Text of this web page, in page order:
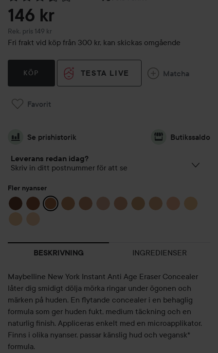
Hoppa till Betyg & kommentarer
146 kr
Rek. pris 149 kr
Rekommenderat pris 149 kr
Fri frakt vid köp från 300 kr, kan skickas omgående
KÖP TESTA LIVE Matcha
Favorit
Se prishistorik Butikssaldo
Leverans redan idag?
Skriv in ditt postnummer för att se
Fler nyanser
BESKRIVNING INGREDIENSER
Maybelline New York Instant Anti Age Eraser Concealer
låter dig smidigt dölja mörka ringar under ögonen och
märken på huden. En flytande concealer i en behaglig
formula som ger huden fukt, medium täckning och en
naturlig finish. Appliceras enkelt med en microapplikator.
Finns i olika nyanser, passar känslig hud och vegansk*
formula.